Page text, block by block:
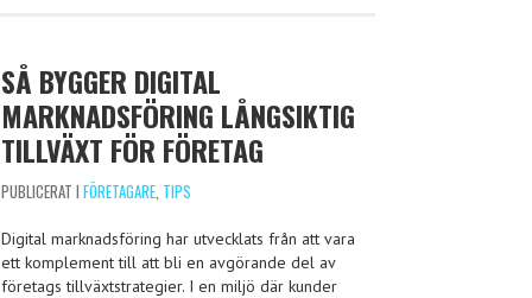
SÅ BYGGER DIGITAL
MARKNADSFÖRING LÅNGSIKTIG
TILLVÄXT FÖR FÖRETAG
PUBLICERAT I FÖRETAGARE, TIPS
Digital marknadsföring har utvecklats från att vara
ett komplement till att bli en avgörande del av
företags tillväxtstrategier. I en miljö där kunder